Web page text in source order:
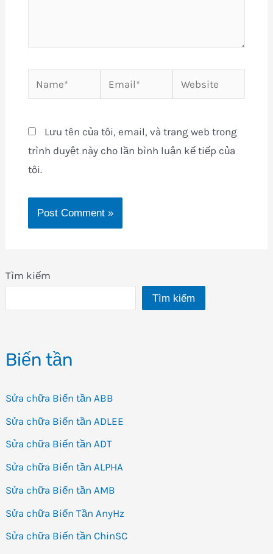
Tìm kiếm
Tìm kiếm
Biến tần
Sửa chữa Biến tần ABB
Sửa chữa Biến tần ADLEE
Sửa chữa Biến tần ADT
Sửa chữa Biến tần ALPHA
Sửa chữa Biến tần AMB
Sửa chữa Biến Tần AnyHz
Sửa chữa Biến tần ChinSC
Name* Email* Website
Lưu tên của tôi, email, và trang web trong
trình duyệt này cho lần bình luận kế tiếp của
tôi.